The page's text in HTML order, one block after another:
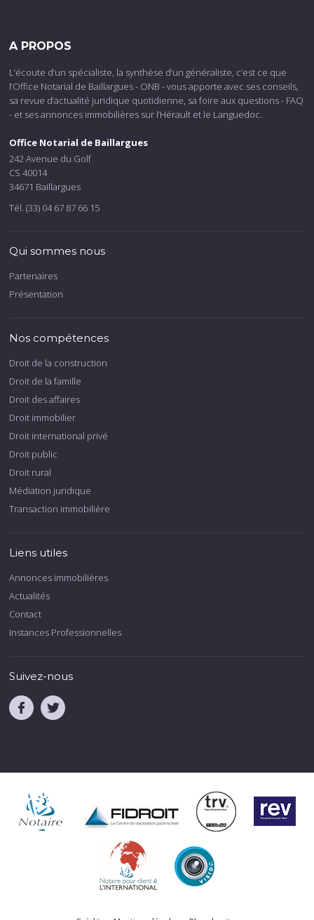
A PROPOS
L’écoute d’un spécialiste, la synthèse d’un généraliste, c’est ce que
l’Office Notarial de Baillargues - ONB - vous apporte avec ses conseils,
sa revue d’actualité juridique quotidienne, sa foire aux questions - FAQ
- et ses annonces immobilières sur l’Hérault et le Languedoc.
Office Notarial de Baillargues
242 Avenue du Golf
CS 40014
34671 Baillargues
Tél. (33) 04 67 87 66 15
Qui sommes nous
Partenaires
Présentation
Nos compétences
Droit de la construction
Droit de la famille
Droit des affaires
Droit immobilier
Droit international privé
Droit public
Droit rural
Médiation juridique
Transaction immobilière
Liens utiles
Annonces immobilières
Actualités
Contact
Instances Professionnelles
Suivez-nous
. .